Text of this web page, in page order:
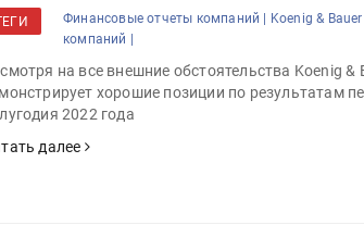
Финансовые отчеты компаний | Koenig & Bauer |
компаний |
на все внешние обстоятельства Koenig &
хорошие позиции по результатам
2022 года
далее